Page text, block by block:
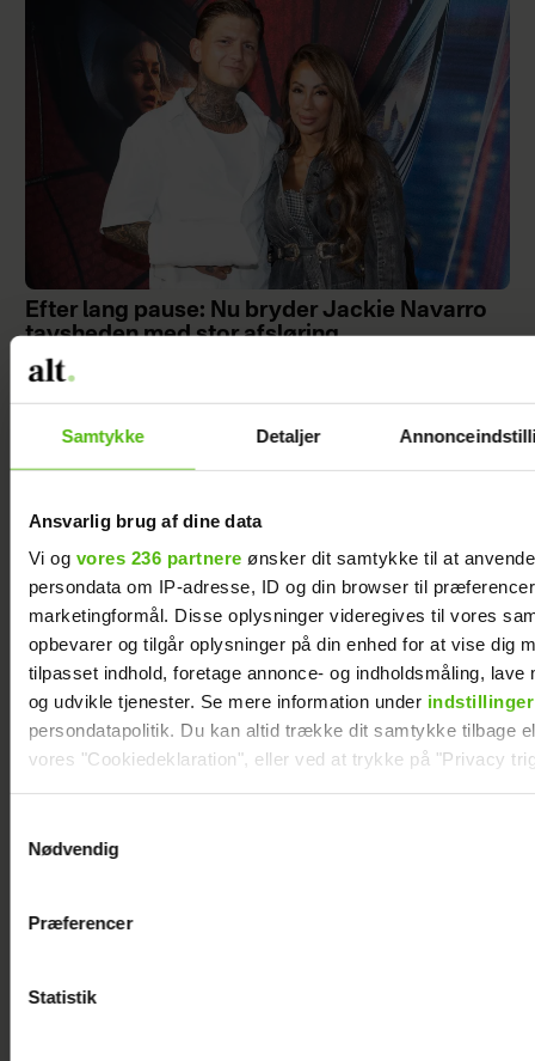
Samtykke Detaljer
Ansvarlig brug af dine data
Vi og vores 236 partnere ønsker dit samtykke til at
persondata om IP-adresse, ID og din browser til
marketingformål. Disse oplysninger videregives til vores
opbevarer og tilgår oplysninger på din enhed for at vise dig
tilpasset indhold, foretage annonce- og indholdsmåling, lave
og udvikle tjenester. Se mere information under indstillinger
persondatapolitik. Du kan altid trække dit samtykke tilbage
vores "Cookiedeklaration", eller ved at trykke på "Privacy
Vi anvender egne cookies og cookies fra tredjeparter til at
generere statistik og huske dine præferencer samt til brug
Nødvendig
Præferencer
Statistik
Efter lang pause: Nu bryder Jackie Navarro
tavsheden med stor afsløring
Jesper Skibby deler stor familieglæde: Skal
være morfar